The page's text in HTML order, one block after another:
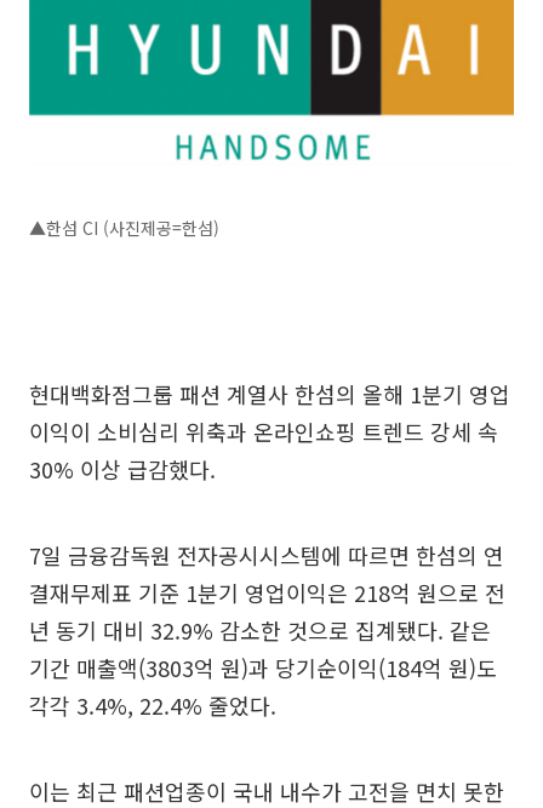
▲한섬 CI (사진제공=한섬)
현대백화점그룹 패션 계열사 한섬의 올해 1분기 영업
이익이 소비심리 위축과 온라인쇼핑 트렌드 강세 속
30% 이상 급감했다.
7일 금융감독원 전자공시시스템에 따르면 한섬의 연
결재무제표 기준 1분기 영업이익은 218억 원으로 전
년 동기 대비 32.9% 감소한 것으로 집계됐다. 같은
기간 매출액(3803억 원)과 당기순이익(184억 원)도
각각 3.4%, 22.4% 줄었다.
이는 최근 패션업종이 국내 내수가 고전을 면치 못한